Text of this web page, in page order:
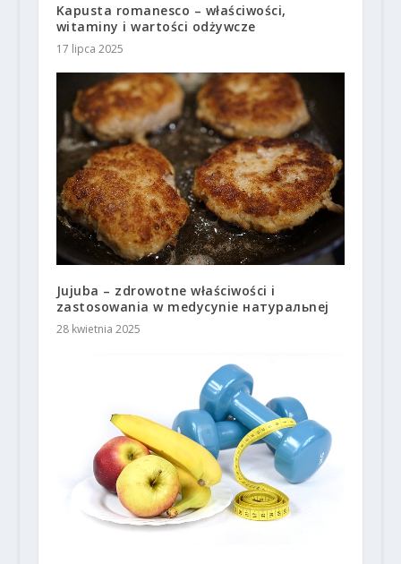
Kapusta romanesco – właściwości,
witaminy i wartości odżywcze
17 lipca 2025
Jujuba – zdrowotne właściwości i
zastosowania w medycynie натуральnej
28 kwietnia 2025